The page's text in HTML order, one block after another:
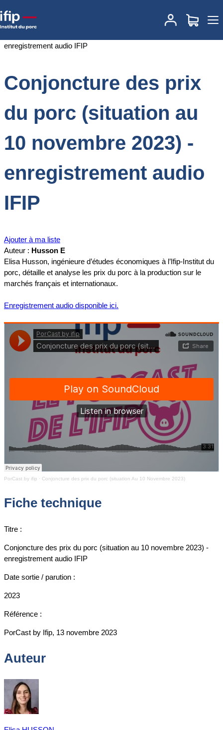
Accueil
Conjoncture des prix du porc (situation
au 10 novembre 2023) - enregistrement audio IFIP
Conjoncture des prix
du porc (situation au
10 novembre 2023) -
enregistrement audio
IFIP
Ajouter à ma liste
Auteur : Husson E
Elisa Husson, ingénieure d’études économiques à l’Ifip-Institut du
porc, détaille et analyse les prix du porc à la production sur le
marchés français et internationaux.
Enregistrement audio disponible ici.
PorCast by ifip · Conjoncture des prix du porc (situation Au 10 Novembre 2023)
Fiche technique
Titre :
Conjoncture des prix du porc (situation au 10 novembre 2023) -
enregistrement audio IFIP
Date sortie / parution :
2023
Référence :
PorCast by Ifip, 13 novembre 2023
Auteur